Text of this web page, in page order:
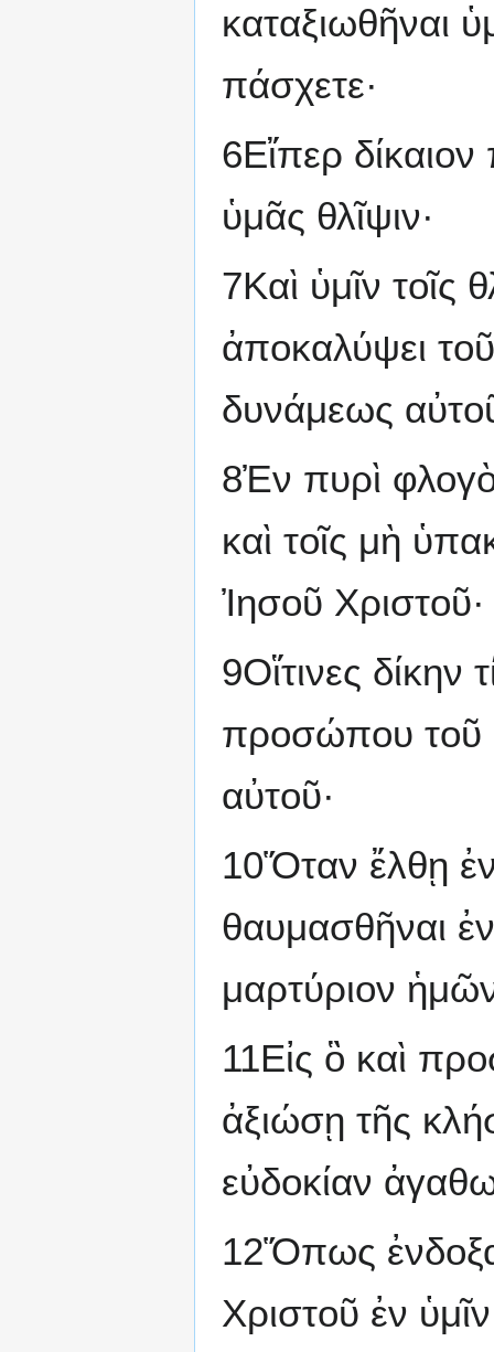
καταξιωθῆναι
πάσχετε·
6Εἴπερ
ὑμᾶς θλῖψιν·
7Καὶ ὑμῖν τοῖς
ἀποκαλύψει
δυνάμεως
8Ἐν πυρὶ
καὶ τοῖς μὴ
Ἰησοῦ Χριστοῦ·
9Οἵτινες
προσώπου τοῦ
αὐτοῦ·
10Ὅταν ἔλθῃ
θαυμασθῆναι
μαρτύριον
11Εἰς ὃ καὶ
ἀξιώσῃ τῆς
εὐδοκίαν
12Ὅπως
Χριστοῦ ἐν